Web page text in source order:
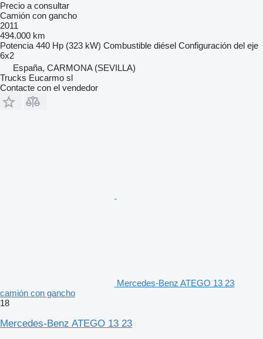
Precio a consultar
Camión con gancho
2011
494.000 km
Potencia 440 Hp (323 kW) Combustible diésel Configuración del eje
6x2
España, CARMONA (SEVILLA)
Trucks Eucarmo sl
Contacte con el vendedor
Mercedes-Benz ATEGO 13 23
camión con gancho
18
Mercedes-Benz ATEGO 13 23